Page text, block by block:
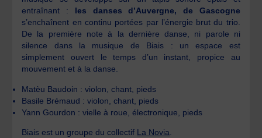
entraînant : les danses d’Auvergne, de Gascogne
s’enchaînent en continu portées par l’énergie brut du trio.
De la première note à la dernière danse, ni parole ni
silence dans la musique de Biais : un espace est
simplement ouvert le temps d’un instant, propice au
mouvement et à la danse.
Matèu Baudoin : violon, chant, pieds
Basile Brémaud : violon, chant, pieds
Yann Gourdon : vielle à roue, électronique, pieds
Biais est un groupe du collectif La Novia